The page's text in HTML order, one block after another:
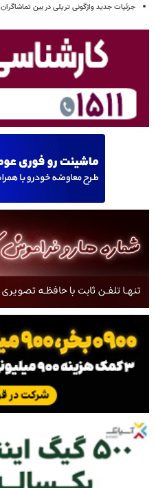
جزئیات جدید واژگونی تریلی در بین تماشاگران